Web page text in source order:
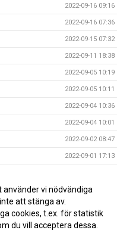
2022-09-16 09:16
2022-09-16 07:36
2022-09-15 07:32
2022-09-11 18:38
2022-09-05 10:19
2022-09-05 10:11
2022-09-04 10:36
2022-09-04 10:01
2022-09-02 08:47
2022-09-01 17:13
2022-08-29 19:30
2022-08-29 10:52
vi nödvändiga
att stänga av.
cookies, t.ex. för statistik
du vill acceptera dessa.